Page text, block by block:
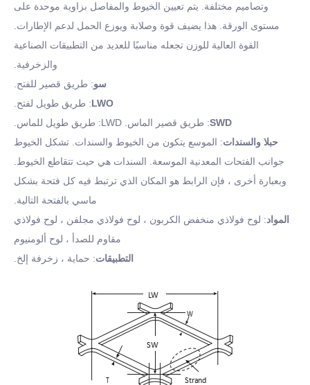
وتصاميم مختلفة. يتم تعيين الخيوط والمفاصل بزاوية موحدة على
مستوى الورقة. هذا يضيف قوة وصلابة ويوزع الحمل لدعم الإطارات.
القوة العالية للوزن تجعله مناسبًا للعديد من التطبيقات الصناعية
والزخرفية.
سو: طريق قصير للفتح.
LWO: طريق طويل لفتح.
SWD: طريق قصير الماس. LWD: طريق طويل للماس.
حبلا والسندات: الموسع يتكون من الخيوط والسندات. تشكل الخيوط
جوانب الفتحات المعدنية الموسعة. السندات هي حيث تتقاطع الخيوط.
وبعبارة أخرى ، فإن الرابط هو المكان الذي ترتبط فيه كل فتحة بشكل
ماسي بالفتحة التالية.
المواد: لوح فولاذي منخفض الكربون ، لوح فولاذي مجلفن ، لوح فولاذي
مقاوم للصدأ ، لوح ألومنيوم
التطبيقات: حماية ، زخرفة إلخ.